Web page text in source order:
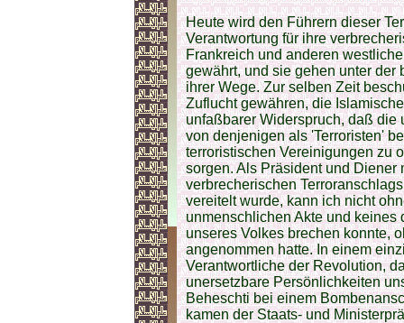
Heute wird den Führern dieser
Verantwortung für ihre
Frankreich und anderen
gewährt, und sie gehen unter
ihrer Wege. Zur selben Zeit
Zuflucht gewähren, die
unfaßbarer Widerspruch, daß die
von denjenigen als 'Terroristen'
terroristischen Vereinigungen zu
sorgen. Als Präsident und Diener
verbrecherischen
vereitelt wurde, kann ich nicht
unmenschlichen Akte und
unseres Volkes brechen konnte,
angenommen hatte. In einem
Verantwortliche der Revolution,
unersetzbare Persönlichkeiten
Beheschti bei einem
kamen der Staats- und